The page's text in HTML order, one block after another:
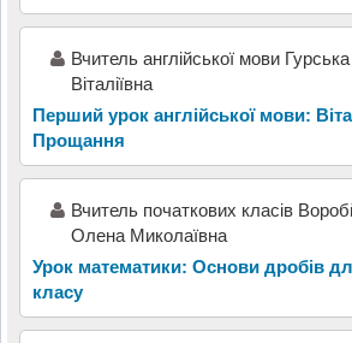
Вчитель англійської мови
Віталіївна
Перший урок англійської мови:
Прощання
Вчитель початкових класів
Олена Миколаївна
Урок математики: Основи дробів
класу